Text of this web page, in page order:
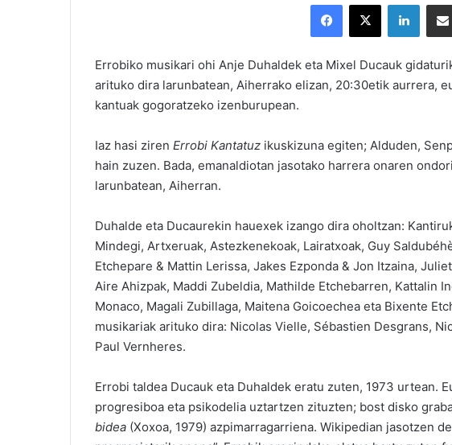
Errobiko musikari ohi Anje Duhaldek eta Mixel Ducauk
arituko dira larunbatean, Aiherrako elizan, 20:30etik aurrera,
kantuak gogoratzeko izenburupean.
Iaz hasi ziren Errobi Kantatuz ikuskizuna egiten; Alduden,
hain zuzen. Bada, emanaldiotan jasotako harrera onaren
larunbatean, Aiherran.
Duhalde eta Ducaurekin hauexek izango dira oholtzan:
Mindegi, Artxeruak, Astezkenekoak, Lairatxoak, Guy
Etchepare & Mattin Lerissa, Jakes Ezponda & Jon Itzaina,
Aire Ahizpak, Maddi Zubeldia, Mathilde Etchebarren, Kattalin
Monaco, Magali Zubillaga, Maitena Goicoechea eta Bixente
musikariak arituko dira: Nicolas Vielle, Sébastien Desgrans,
Paul Vernheres.
Errobi taldea Ducauk eta Duhaldek eratu zuten, 1973 urtean.
progresiboa eta psikodelia uztartzen zituzten; bost disko
bidea (Xoxoa, 1979) azpimarragarriena. Wikipedian jasotzen